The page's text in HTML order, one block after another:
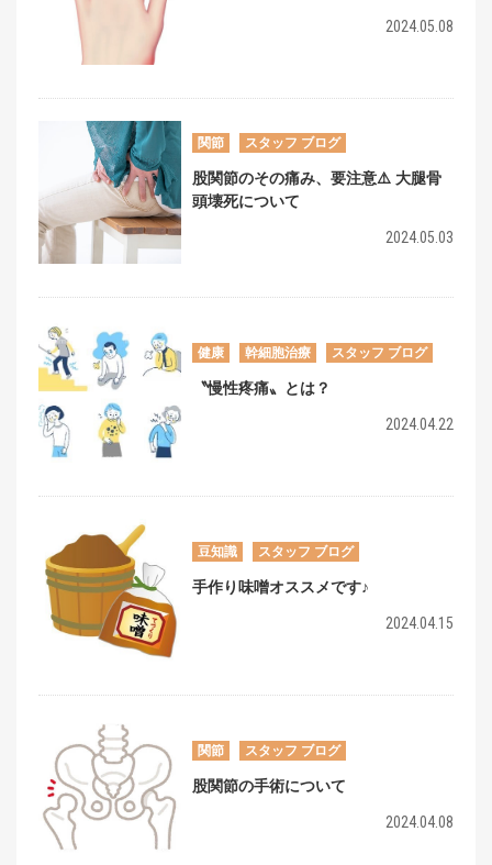
2024.05.08
関節 スタッフ ブログ
股関節のその痛み、要注意⚠️ 大腿骨
頭壊死について
2024.05.03
健康 幹細胞治療 スタッフ ブログ
〝慢性疼痛〟とは？
2024.04.22
豆知識 スタッフ ブログ
手作り味噌オススメです♪
2024.04.15
関節 スタッフ ブログ
股関節の手術について
2024.04.08